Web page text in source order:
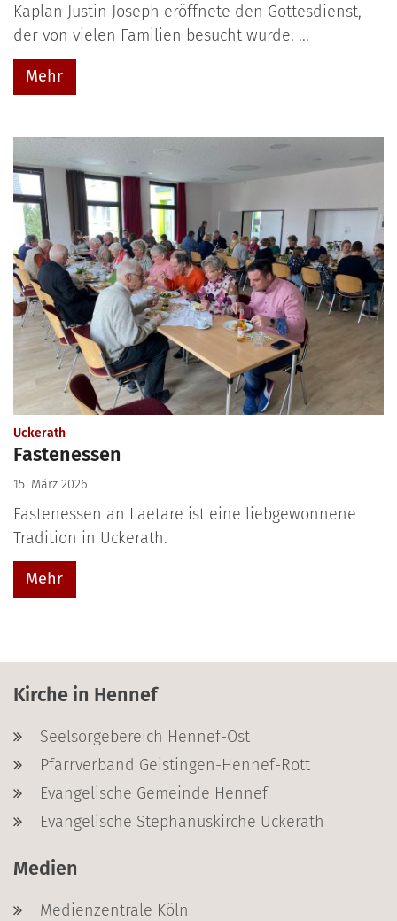
Kaplan Justin Joseph eröffnete den Gottesdienst,
der von vielen Familien besucht wurde. ...
Mehr
Uckerath:
Fastenessen
15. März 2026
Fastenessen an Laetare ist eine liebgewonnene
Tradition in Uckerath.
Mehr
Kirche in Hennef
Seelsorgebereich Hennef-Ost
Pfarrverband Geistingen-Hennef-Rott
Evangelische Gemeinde Hennef
Evangelische Stephanuskirche Uckerath
Medien
Medienzentrale Köln